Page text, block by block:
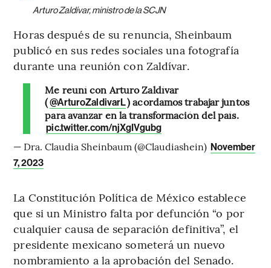
Arturo Zaldívar, ministro de la SCJN
Horas después de su renuncia, Sheinbaum
publicó en sus redes sociales una fotografía
durante una reunión con Zaldívar.
Me reuní con Arturo Zaldívar
(@ArturoZaldivarL) acordamos trabajar juntos
para avanzar en la transformación del país.
pic.twitter.com/njXgIVgubg
— Dra. Claudia Sheinbaum (@Claudiashein) November
7, 2023
La Constitución Política de México establece
que si un Ministro falta por defunción “o por
cualquier causa de separación definitiva”, el
presidente mexicano someterá un nuevo
nombramiento a la aprobación del Senado.